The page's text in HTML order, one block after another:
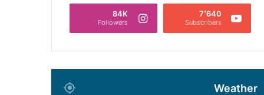
7٬640
Subscribers
84K
Followers
Weather